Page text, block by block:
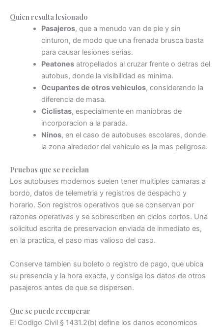
Quien resulta lesionado
Pasajeros, que a menudo van de pie y sin
cinturon, de modo que una frenada brusca basta
para causar lesiones serias.
Peatonesatropellados al cruzar frente o detras del
autobus, donde la visibilidad es minima.
Ocupantes de otros vehiculos, considerando la
diferencia de masa.
Ciclistas, especialmente en maniobras de
incorporacion a la parada.
Ninos, en el caso de autobuses escolares, donde
la zona alrededor del vehiculo es la mas peligrosa.
Pruebas que se reciclan
Los autobuses modernos suelen tener multiples camaras a
bordo, datos de telemetria y registros de despacho y
horario. Son registros operativos que se conservan por
razones operativas y se sobrescriben en ciclos cortos. Una
solicitud escrita de preservacion enviada de inmediato es,
en la practica, el paso mas valioso del caso.
Conserve tambien su boleto o registro de pago, que ubica
su presencia y la hora exacta, y consiga los datos de otros
pasajeros antes de que se dispersen.
Que se puede recuperar
El Codigo Civil § 1431.2(b) define los danos economicos